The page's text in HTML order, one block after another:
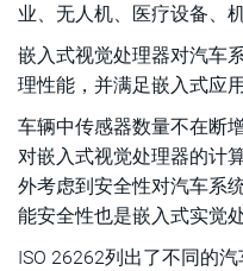
业、无人机、医疗设备、
嵌入式视觉处理器对汽车
理性能，并满足嵌入式应
车辆中传感器数量不在断
对嵌入式视觉处理器的计
外考虑到安全性对汽车系
能安全性也是嵌入式实觉
ISO 26262列出了不同的